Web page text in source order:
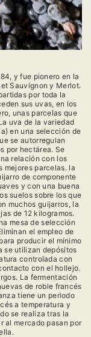
y fue pionero en la
Sauvignon y Merlot.
por toda la
sus uvas, en los
unas parcelas que
uva de la variedad
en una selección de
se autorregulan
por hectárea. Se
relación con los
mejores parcelas. la
de componente
y con una buena
suelos sobre los que
muchos guijarros, la
de 12 kilogramos.
mesa de selección
el empleo de
producir el mínimo
se utilizan depósitos
controlada con
con el hollejo.
La fermentación
de roble francés
tiene un periodo
a temperatura y
se realiza tras la
al mercado pasan por